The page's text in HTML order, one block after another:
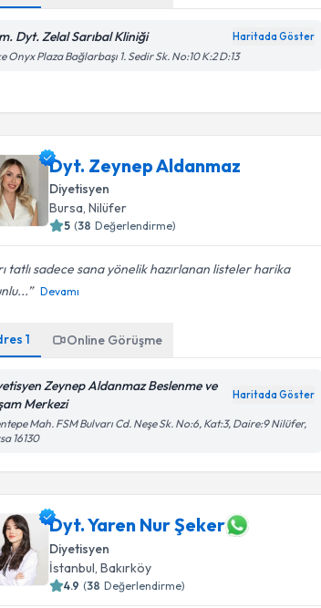
Dyt. Zelal Sarıbal Kliniği Haritada Göster
Onyx Plaza Bağlarbaşı 1. Sedir Sk. No:10 K:2 D:13
Dyt. Zeynep Aldanmaz
Diyetisyen
Bursa , Nilüfer
5 (38 Değerlendirme)
tatlı sadece sana yönelik hazırlanan listeler harika
Devamı
1 Online Görüşme
Zeynep Aldanmaz Beslenme ve
Merkezi
Haritada Göster
Mah. FSM Bulvarı Cd. Neşe Sk. No:6, Kat:3, Daire:9 Nilüfer,
16130
Dyt. Yaren Nur Şeker
Diyetisyen
İstanbul , Bakırköy
4.9 (38 Değerlendirme)